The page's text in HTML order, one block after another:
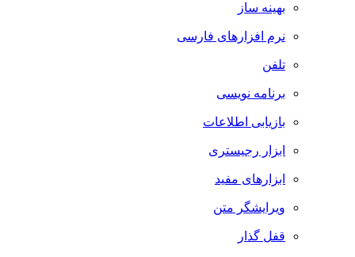
بهینه ساز
نرم افزارهای فارسی
تلفن
برنامه نویسی
بازیابی اطلاعات
ابزار رجیستری
ابزارهای مفید
ویرایشگر متن
قفل گذار